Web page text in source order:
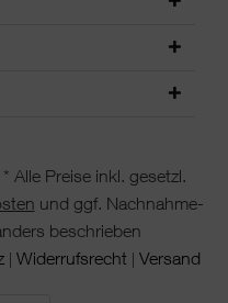
Preise inkl. gesetzl.
und ggf. Nachnahme-
beschrieben
Widerrufsrecht Versand